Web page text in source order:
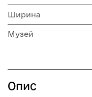
Ширина
Музей
Опис